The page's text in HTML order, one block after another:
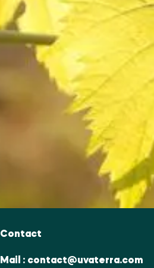
Contact
Mail : contact@uvaterra.com